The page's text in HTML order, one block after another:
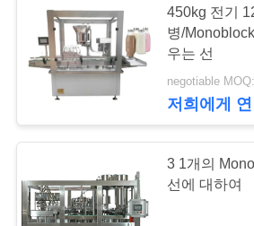
질
리
450kg 전기
병/
우는 선
negotiable
저희에게
3 1개의
선에 대하여